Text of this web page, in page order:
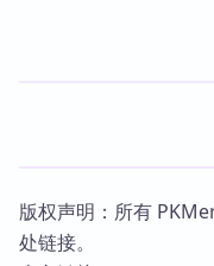
版权声明：所有
处链接。